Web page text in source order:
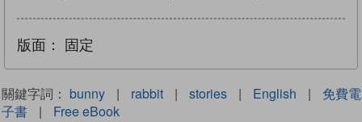
版面： 固定
關鍵字詞： bunny | rabbit | stories | English |
免費電
子書
| Free eBook